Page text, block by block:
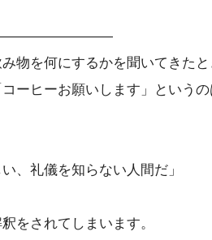
物を何にするかを聞いてきたと
ーヒーお願いします」というの
い、礼儀を知らない人間だ」
をされてしまいます。